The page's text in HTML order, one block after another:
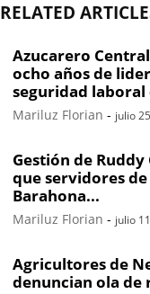
RELATED
Azucarero
ocho años de
seguridad laboral
Mariluz Florian - julio
Gestión de
que servidores de
Barahona...
Mariluz Florian - julio
Agricultores de
denuncian ola de